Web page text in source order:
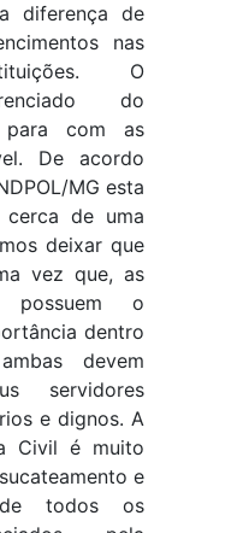
diferença de
nas
O
do
para com as
De acordo
MG esta
de uma
deixar que
vez que, as
possuem o
dentro
devem
servidores
e dignos. A
Civil é muito
e
todos os